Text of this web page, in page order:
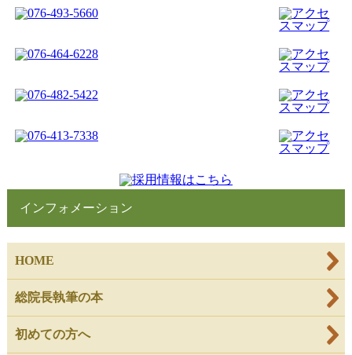
インフォメーション
HOME
総院長執筆の本
初めての方へ